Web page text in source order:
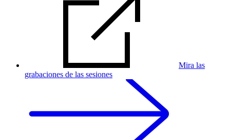
Mira las
grabaciones de las sesiones